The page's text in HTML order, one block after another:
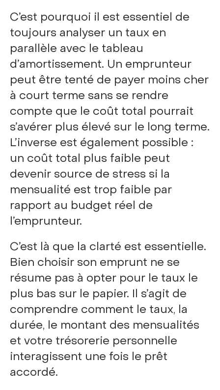
C’est pourquoi il est essentiel de
toujours analyser un taux en
parallèle avec le tableau
d’amortissement. Un emprunteur
peut être tenté de payer moins cher
à court terme sans se rendre
compte que le coût total pourrait
s’avérer plus élevé sur le long terme.
L’inverse est également possible :
un coût total plus faible peut
devenir source de stress si la
mensualité est trop faible par
rapport au budget réel de
l’emprunteur.
C’est là que la clarté est essentielle.
Bien choisir son emprunt ne se
résume pas à opter pour le taux le
plus bas sur le papier. Il s’agit de
comprendre comment le taux, la
durée, le montant des mensualités
et votre trésorerie personnelle
interagissent une fois le prêt
accordé.